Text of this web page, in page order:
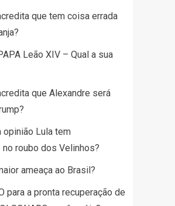
que tem coisa errada
Leão XIV – Qual a sua
que Alexandre será
opinião Lula tem
roubo dos Velinhos?
ameaça ao Brasil?
para a pronta recuperação de